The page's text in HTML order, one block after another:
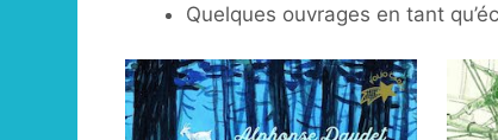
Quelques ouvrages en tant